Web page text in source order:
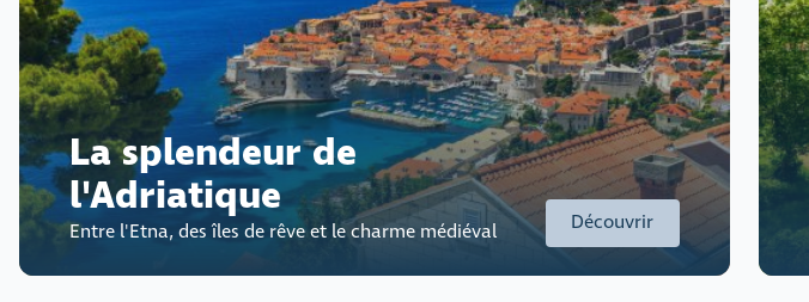
La splendeur de
l'Adriatique
Entre l'Etna, des îles de rêve et le charme médiéval Découvrir